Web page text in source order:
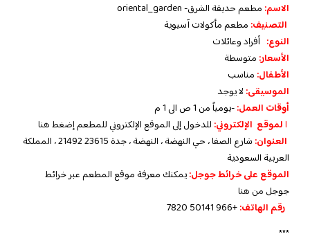
الاسم: مطعم حديقة الشرق- oriental_garden
التصنيف: مطعم مأكولات آسيوية
النوع: أفراد وعائلات
الأسعار: متوسطة
الأطفال: مناسب
الموسيقى: لا يوجد
أوقات العمل:-يومياً من 1 ص الى 1 م
الموقع الإلكتروني: للدخول إلى الموقع الإلكتروني للمطعمإضغط هنا
العنوان:
شارع الصفا ، حي النهضة ، النهضة ، جدة 23615 21492 ، المملكة
العربية السعودية
الموقع على خرائط جوجل:يمكنك معرفة موقع المطعم عبر خرائط
جوجل من هنا
رقم الهاتف:+966 50141 7820
***